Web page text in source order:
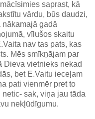
saprast, kā
vārdu, būs daudzi,
nākamajā gadā
vīlušos skaitu
nav tas pats, kas
Mēs smīkņājam par
Dieva vietnieks nekad
bet E.Vaitu ieceļam
pati vienmēr pret to
sak, viņa jau tāda
nekļūdīgumu.